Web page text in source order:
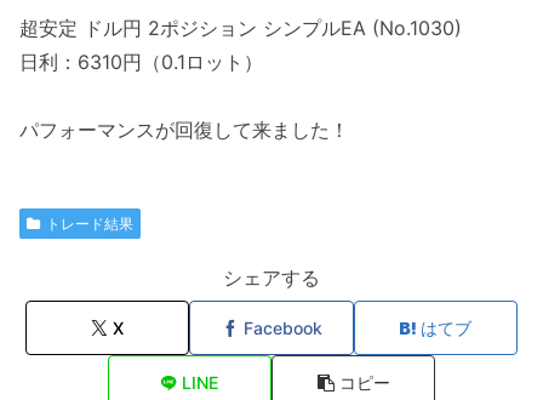
超安定 ドル円 2ポジション シンプルEA (No.1030)
日利：6310円（0.1ロット）
パフォーマンスが回復して来ました！
トレード結果
シェアする
X Facebook はてブ
LINE コピー